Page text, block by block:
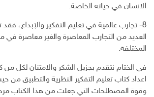
الانسان في حياته الخاصة.
8- تجارب عالمية في تعليم التفكير والإبداع، فقد
العديد من التجارب المعاصرة والغير معاصرة في
المختلفة.
في الختام نتقدم بجزيل الشكر والامتنان لكل
اعداد كتاب تعليم التفكير النظرية والتطبيق من
وقوة المصطلحات التي جعلت من هذا الكتاب